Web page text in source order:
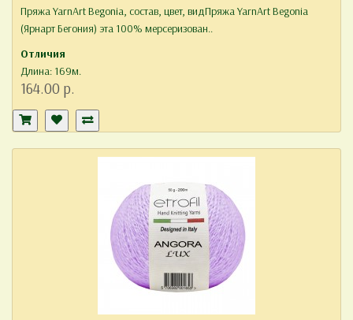
Пряжа YarnArt Begonia, состав, цвет, видПряжа YarnArt Begonia
(Ярнарт Бегония) эта 100% мерсеризован..
Отличия
Длина: 169м.
164.00 р.